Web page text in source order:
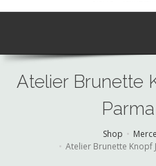
Atelier Brunette
Shop
Atelier Brunette Knopf